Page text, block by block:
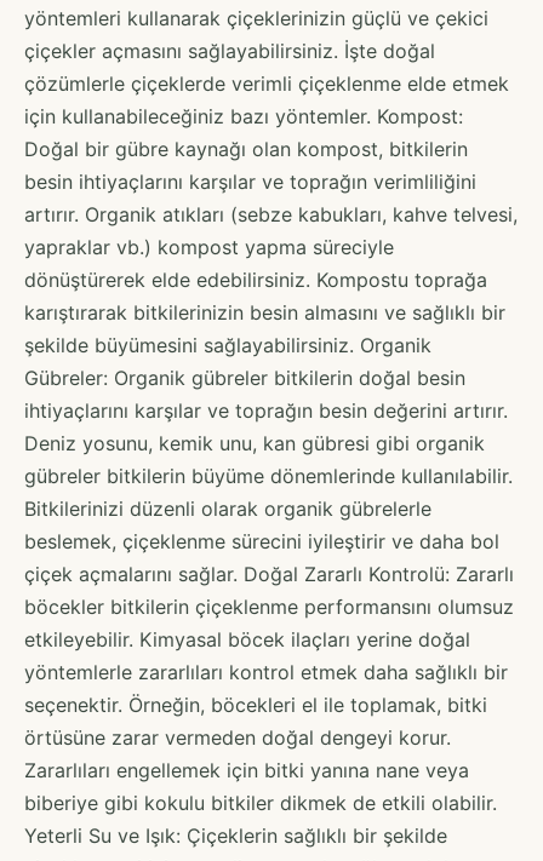
yöntemleri kullanarak çiçeklerinizin güçlü ve çekici
çiçekler açmasını sağlayabilirsiniz. İşte doğal
çözümlerle çiçeklerde verimli çiçeklenme elde etmek
için kullanabileceğiniz bazı yöntemler. Kompost:
Doğal bir gübre kaynağı olan kompost, bitkilerin
besin ihtiyaçlarını karşılar ve toprağın verimliliğini
artırır. Organik atıkları (sebze kabukları, kahve telvesi,
yapraklar vb.) kompost yapma süreciyle
dönüştürerek elde edebilirsiniz. Kompostu toprağa
karıştırarak bitkilerinizin besin almasını ve sağlıklı bir
şekilde büyümesini sağlayabilirsiniz. Organik
Gübreler: Organik gübreler bitkilerin doğal besin
ihtiyaçlarını karşılar ve toprağın besin değerini artırır.
Deniz yosunu, kemik unu, kan gübresi gibi organik
gübreler bitkilerin büyüme dönemlerinde kullanılabilir.
Bitkilerinizi düzenli olarak organik gübrelerle
beslemek, çiçeklenme sürecini iyileştirir ve daha bol
çiçek açmalarını sağlar. Doğal Zararlı Kontrolü: Zararlı
böcekler bitkilerin çiçeklenme performansını olumsuz
etkileyebilir. Kimyasal böcek ilaçları yerine doğal
yöntemlerle zararlıları kontrol etmek daha sağlıklı bir
seçenektir. Örneğin, böcekleri el ile toplamak, bitki
örtüsüne zarar vermeden doğal dengeyi korur.
Zararlıları engellemek için bitki yanına nane veya
biberiye gibi kokulu bitkiler dikmek de etkili olabilir.
Yeterli Su ve Işık: Çiçeklerin sağlıklı bir şekilde